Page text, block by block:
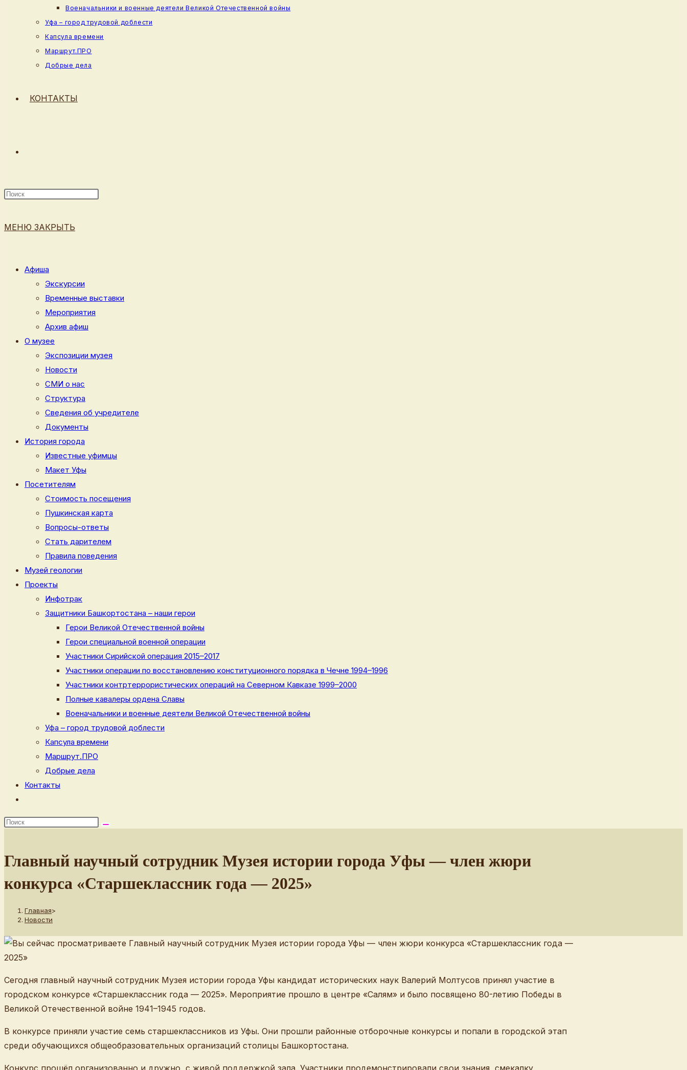
Военачальники и военные деятели Великой Отечественной войны
Уфа – город трудовой доблести
Капсула времени
Маршрут.ПРО
Добрые дела
КОНТАКТЫ
ВЕБ-
МЕНЮ ЗАКРЫТЬ
Афиша
Экскурсии
Временные выставки
Мероприятия
Архив афиш
О музее
Экспозиции музея
Новости
СМИ о нас
Структура
Сведения об учредителе
Документы
История города
Известные уфимцы
Макет Уфы
Посетителям
Стоимость посещения
Пушкинская карта
Вопросы-ответы
Стать дарителем
Правила поведения
Музей геологии
Проекты
Инфотрак
Защитники Башкортостана – наши герои
Герои Великой Отечественной войны
Герои специальной военной операции
Участники Сирийской операция 2015–2017
Участники операции по восстановлению конституционного порядка в Чечне 1994–1996
Участники контртеррористических операций на Северном Кавказе 1999–2000
Полные кавалеры ордена Славы
Военачальники и военные деятели Великой Отечественной войны
Уфа – город трудовой доблести
Капсула времени
Маршрут.ПРО
Добрые дела
Контакты
по
Главный научный сотрудник Музея истории города Уфы — член жюри
конкурса «Старшеклассник года — 2025»
Главная>
Новости
Сегодня главный научный сотрудник Музея истории города Уфы кандидат исторических наук Валерий Молтусов принял участие в
городском конкурсе «Старшеклассник года — 2025». Мероприятие прошло в центре «Салям» и было посвящено 80-летию Победы в
Великой Отечественной войне 1941–1945 годов.
В конкурсе приняли участие семь старшеклассников из Уфы. Они прошли районные отборочные конкурсы и попали в городской этап
среди обучающихся общеобразовательных организаций столицы Башкортостана.
Конкурс прошёл организованно и дружно, с живой поддержкой зала. Участники продемонстрировали свои знания, смекалку,